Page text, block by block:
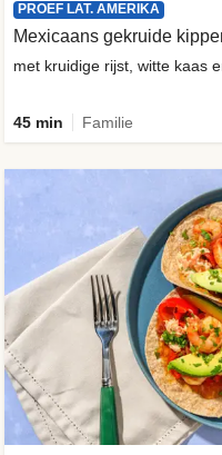
PROEF LAT. AMERIKA
Mexicaans gekruide
met kruidige rijst, witte kaas
45 min Familie